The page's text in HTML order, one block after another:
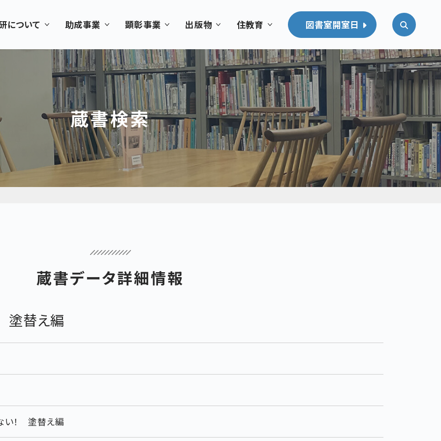
について 助成事業 顕彰事業 出版物 住教育 図書室開室日
蔵書検索
蔵書データ詳細情報
塗替え編
い！ 塗替え編